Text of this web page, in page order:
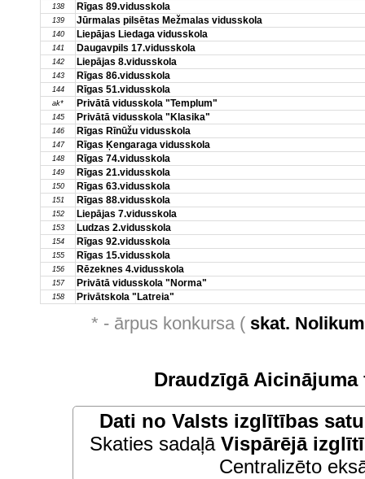
138 Rīgas 89.vidusskola
139 Jūrmalas pilsētas Mežmalas vidusskola
140 Liepājas Liedaga vidusskola
141 Daugavpils 17.vidusskola
142 Liepājas 8.vidusskola
143 Rīgas 86.vidusskola
144 Rīgas 51.vidusskola
ak* Privātā vidusskola "Templum"
145 Privātā vidusskola "Klasika"
146 Rīgas Rīnūžu vidusskola
147 Rīgas Ķengaraga vidusskola
148 Rīgas 74.vidusskola
149 Rīgas 21.vidusskola
150 Rīgas 63.vidusskola
151 Rīgas 88.vidusskola
152 Liepājas 7.vidusskola
153 Ludzas 2.vidusskola
154 Rīgas 92.vidusskola
155 Rīgas 15.vidusskola
156 Rēzeknes 4.vidusskola
157 Privātā vidusskola "Norma"
158 Privātskola "Latreia"
* - ārpus konkursa ( skat.
Draudzīgā
Dati no Valsts izglītības
Skaties sadaļā Vispārējā
Centralizēto